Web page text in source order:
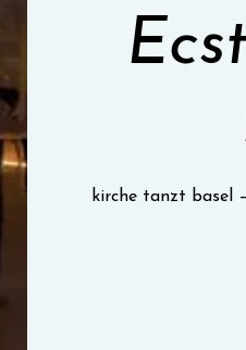
kirche tanzt basel